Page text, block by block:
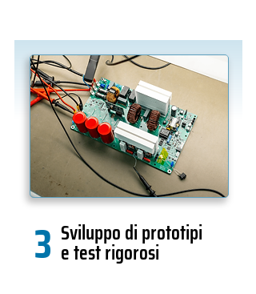
3 Sviluppo di prototipi
e test rigorosi